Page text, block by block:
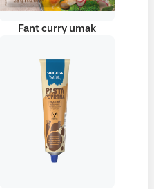
Fant curry umak